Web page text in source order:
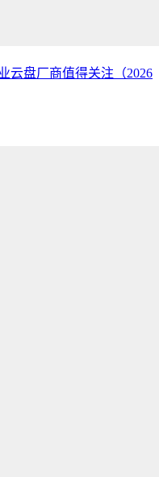
云盘厂商值得关注（2026